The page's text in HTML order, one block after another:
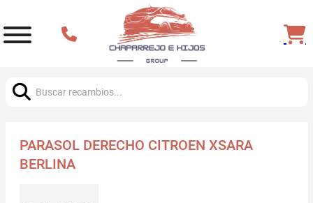
PARASOL DERECHO CITROEN XSARA
BERLINA